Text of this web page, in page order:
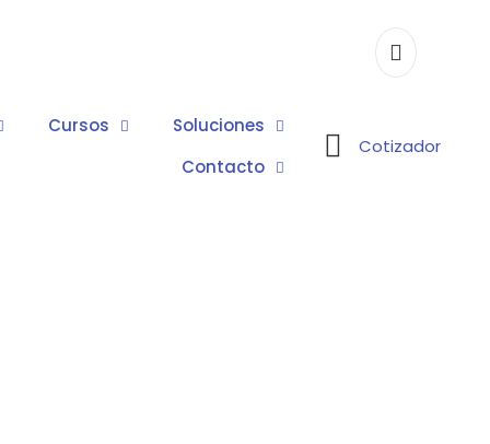
Cursos
Soluciones
Contacto
Cotizador